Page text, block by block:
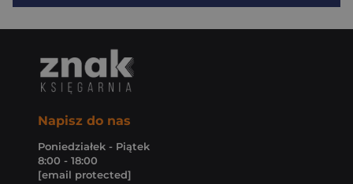
Napisz do nas
Poniedziałek - Piątek
8:00 - 18:00
[email protected]